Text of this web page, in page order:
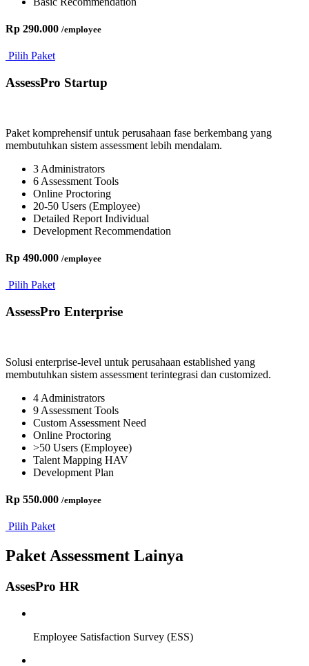
Rp 290.000 /employee
Pilih Paket
AssessPro Startup
Paket komprehensif untuk perusahaan fase berkembang yang
membutuhkan sistem assessment lebih mendalam.
3 Administrators
6 Assessment Tools
Online Proctoring
20-50 Users (Employee)
Detailed Report Individual
Development Recommendation
Rp 490.000 /employee
Pilih Paket
AssessPro Enterprise
Solusi enterprise-level untuk perusahaan established yang
membutuhkan sistem assessment terintegrasi dan customized.
4 Administrators
9 Assessment Tools
Custom Assessment Need
Online Proctoring
>50 Users (Employee)
Talent Mapping HAV
Development Plan
Rp 550.000 /employee
Pilih Paket
Paket Assessment Lainya
AssesPro HR
Employee Satisfaction Survey (ESS)